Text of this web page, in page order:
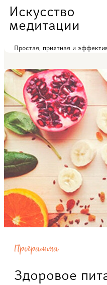
Искусство
медитации
Простая, приятная и
Программа
Здоровое